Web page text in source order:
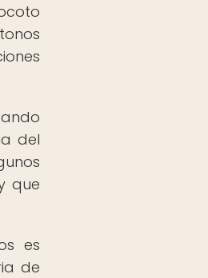
del
que
es
de